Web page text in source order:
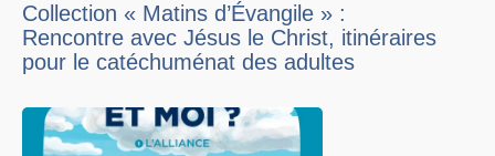
Collection « Matins d’Évangile » :
Rencontre avec Jésus le Christ, itinéraires
pour le catéchuménat des adultes